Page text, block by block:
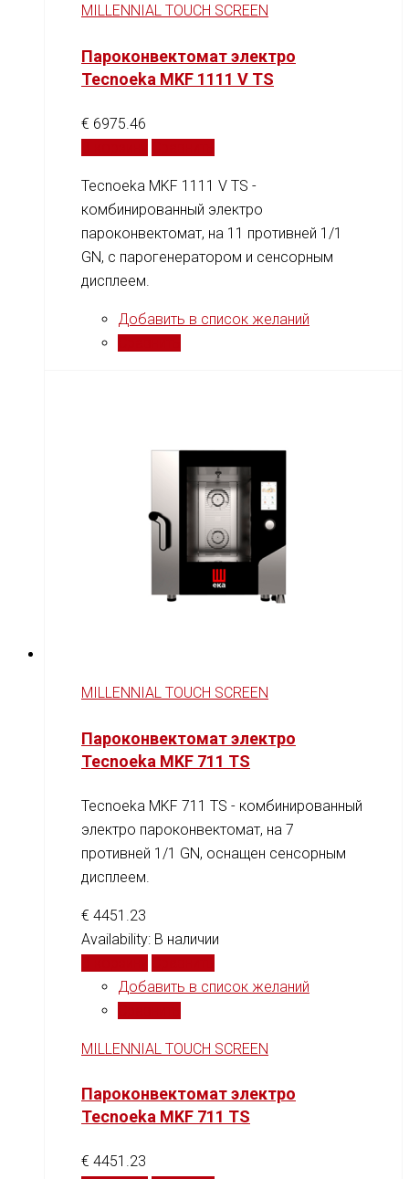
MILLENNIAL TOUCH SCREEN
Пароконвектомат электро
Tecnoeka MKF 1111 V TS
€ 6975.46
Tecnoeka MKF 1111 V TS -
комбинированный электро
пароконвектомат, на 11 противней 1/1
GN, c парогенератором и сенсорным
дисплеем.
Добавить в список желаний
MILLENNIAL TOUCH SCREEN
Пароконвектомат электро
Tecnoeka MKF 711 TS
Tecnoeka MKF 711 TS - комбинированный
электро пароконвектомат, на 7
противней 1/1 GN, оснащен сенсорным
дисплеем.
€ 4451.23
Availability: В наличии
Добавить в список желаний
MILLENNIAL TOUCH SCREEN
Пароконвектомат электро
Tecnoeka MKF 711 TS
€ 4451.23